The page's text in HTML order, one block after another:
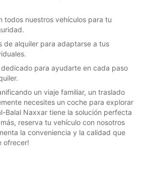
todos nuestros vehículos para tu
de alquiler para adaptarse a tus
para ayudarte en cada paso
un viaje familiar, un traslado
necesites un coche para explorar
Balal Naxxar tiene la solución perfecta
reserva tu vehículo con nosotros
la conveniencia y la calidad que
ofrecer!